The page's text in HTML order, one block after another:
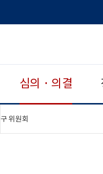
심의 · 의결
구 위원회